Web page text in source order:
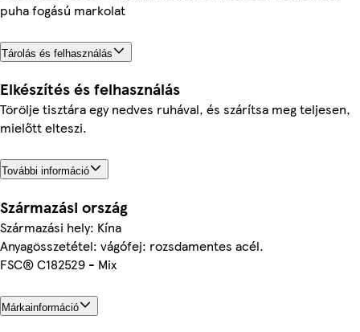
puha fogású markolat
Tárolás és felhasználás
Elkészítés és felhasználás
Törölje tisztára egy nedves ruhával, és szárítsa meg teljesen,
mielőtt elteszi.
További információ
Származási ország
Származási hely: Kína
Anyagösszetétel: vágófej: rozsdamentes acél.
FSC® C182529 - Mix
Márkainformáció